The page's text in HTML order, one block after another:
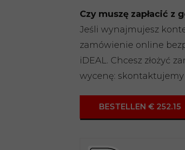
Czy muszę zapłacić z
Jeśli wynajmujesz
zamówienie online
iDEAL. Chcesz złożyć
wycenę: skontaktujemy
BESTELLEN € 252.15